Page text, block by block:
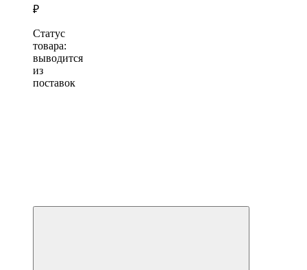
₽
Статус
товара:
выводится
из
поставок